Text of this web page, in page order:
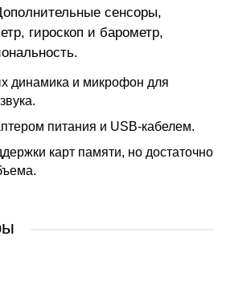
сенсоры,
гироскоп и барометр,
динамика и микрофон для
питания и USB-кабелем.
карт памяти, но достаточно